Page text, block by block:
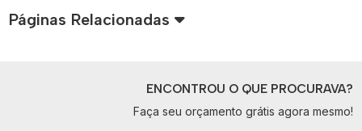
Páginas Relacionadas
ENCONTROU O QUE PROCURAVA?
Faça seu orçamento grátis agora mesmo!